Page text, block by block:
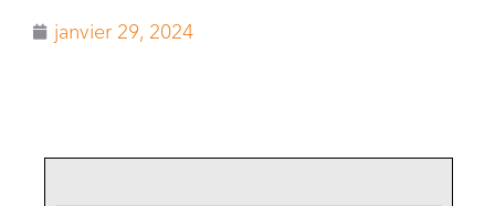
janvier 29, 2024